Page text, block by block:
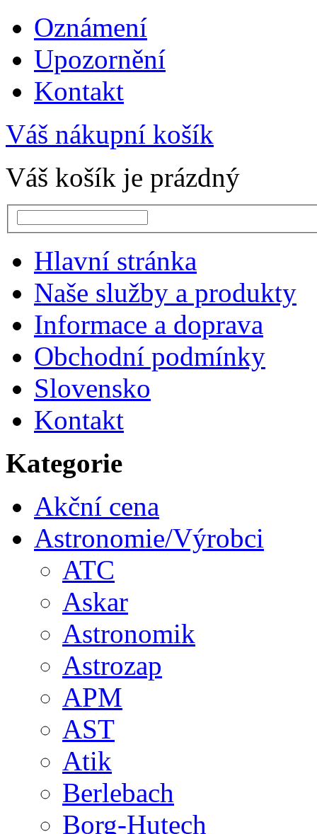
Oznámení
Upozornění
Kontakt
Váš nákupní košík
Váš košík je prázdný
Hlavní stránka
Naše služby a produkty
Informace a doprava
Obchodní podmínky
Slovensko
Kontakt
Kategorie
Akční cena
Astronomie/Výrobci
ATC
Askar
Astronomik
Astrozap
APM
AST
Atik
Berlebach
Borg-Hutech